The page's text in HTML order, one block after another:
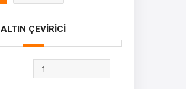
ALTIN ÇEVİRİCİ